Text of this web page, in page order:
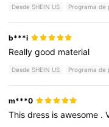
Desde SHEIN US Programa de
b***i
Reallygood material
Desde SHEIN US Programa de
m***0
Thisdress isawesome .